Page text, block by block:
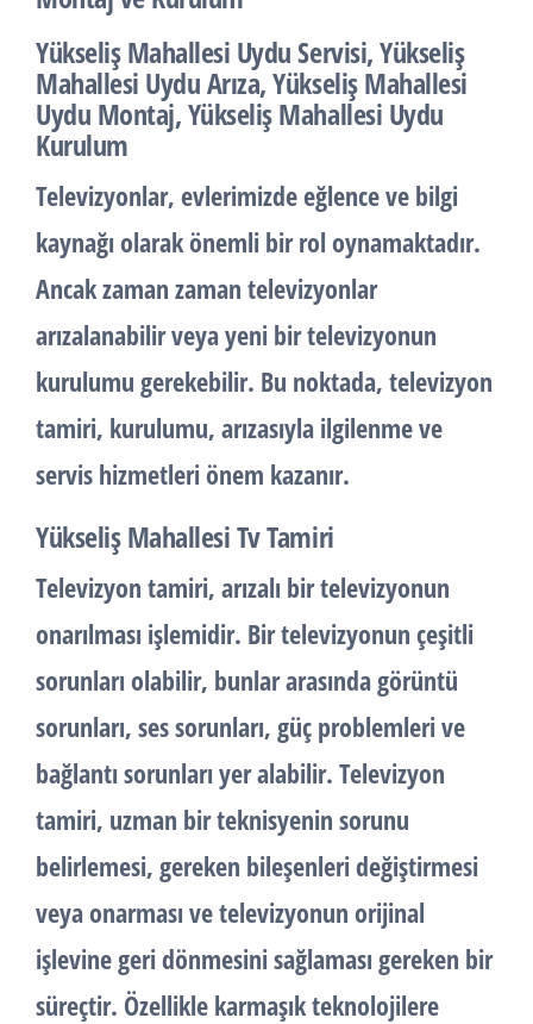
Yükseliş Mahallesi Uydu Servisi, Yükseliş
Mahallesi Uydu Arıza, Yükseliş Mahallesi
Uydu Montaj, Yükseliş Mahallesi Uydu
Kurulum
Televizyonlar, evlerimizde eğlence ve bilgi
kaynağı olarak önemli bir rol oynamaktadır.
Ancak zaman zaman televizyonlar
arızalanabilir veya yeni bir televizyonun
kurulumu gerekebilir. Bu noktada, televizyon
tamiri, kurulumu, arızasıyla ilgilenme ve
servis hizmetleri önem kazanır.
Yükseliş Mahallesi Tv Tamiri
Televizyon tamiri, arızalı bir televizyonun
onarılması işlemidir. Bir televizyonun çeşitli
sorunları olabilir, bunlar arasında görüntü
sorunları, ses sorunları, güç problemleri ve
bağlantı sorunları yer alabilir. Televizyon
tamiri, uzman bir teknisyenin sorunu
belirlemesi, gereken bileşenleri değiştirmesi
veya onarması ve televizyonun orijinal
işlevine geri dönmesini sağlaması gereken bir
süreçtir. Özellikle karmaşık teknolojilere